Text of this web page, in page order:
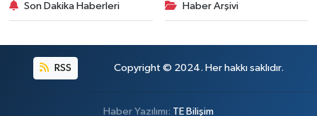
Son Dakika Haberleri Haber Arşivi
RSS Copyright © 2024. Her hakkı saklıdır.
Haber Yazılımı: TE Bilişim